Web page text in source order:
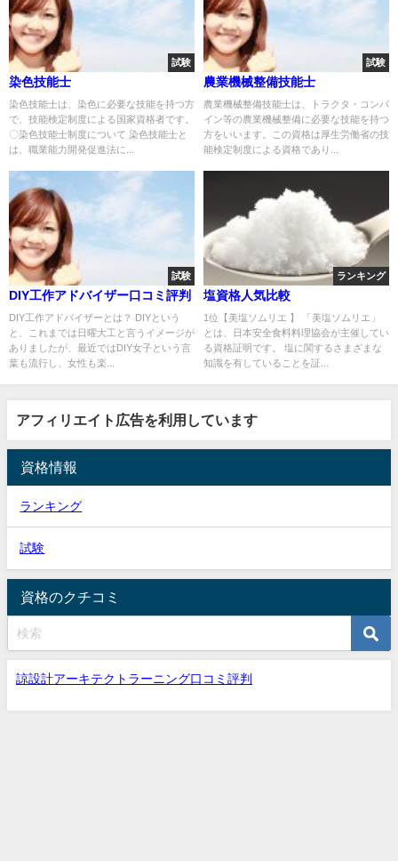
試験
染色技能士
染色技能士は、染色に必要な技能を持つ方
で、技能検定制度による国家資格者です。
〇染色技能士制度について 染色技能士と
は、職業能力開発促進法に...
試験
農業機械整備技能士
農業機械整備技能士は、トラクタ・コンバ
イン等の農業機械整備に必要な技能を持つ
方をいいます。この資格は厚生労働省の技
能検定制度による資格であり...
試験
DIY工作アドバイザー口コミ評判
DIY工作アドバイザーとは？ DIYという
と、これまでは日曜大工と言うイメージが
ありましたが、最近ではDIY女子という言
葉も流行し、女性も楽...
ランキング
塩資格人気比較
1位【美塩ソムリエ 】 「美塩ソムリエ」
とは、日本安全食料料理協会が主催してい
る資格証明です。 塩に関するさまざまな
知識を有していることを証...
アフィリエイト広告を利用しています
資格情報
ランキング
試験
資格のクチコミ
諒設計アーキテクトラーニング口コミ評判